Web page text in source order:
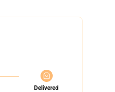
Delivered